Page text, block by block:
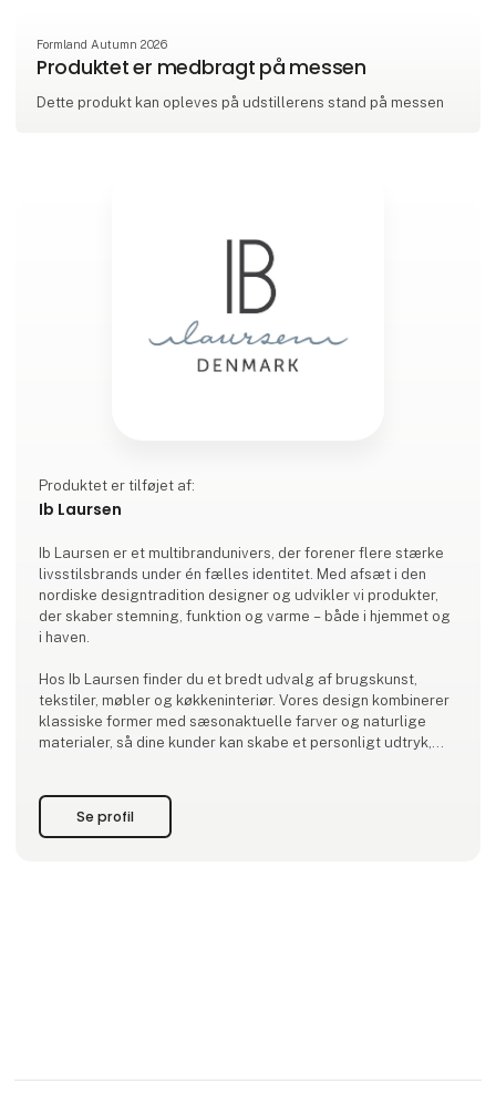
Formland Autumn 2026
Produktet er medbragt på messen
Dette produkt kan opleves på udstillerens stand på messen
Produktet er tilføjet af:
Ib Laursen
Ib Laursen er et multibrandunivers, der forener flere stærke
livsstilsbrands under én fælles identitet. Med afsæt i den
nordiske designtradition designer og udvikler vi produkter,
der skaber stemning, funktion og varme – både i hjemmet og
i haven.
Hos Ib Laursen finder du et bredt udvalg af brugskunst,
tekstiler, møbler og køkkeninteriør. Vores design kombinerer
klassiske former med sæsonaktuelle farver og naturlige
materialer, så dine kunder kan skabe et personligt udtryk,
Som familieejet virksomhed med base i Ribe designer og
udvikler vi en stor del af sortimentet
Se profil